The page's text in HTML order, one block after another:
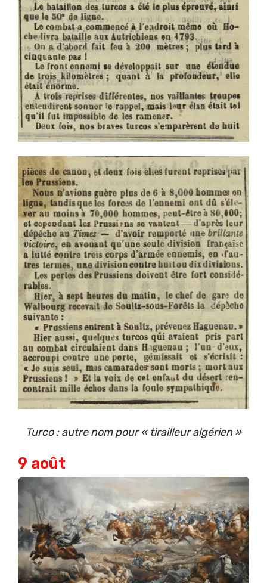
Turco : autre nom pour « tirailleur algérien »
9 août